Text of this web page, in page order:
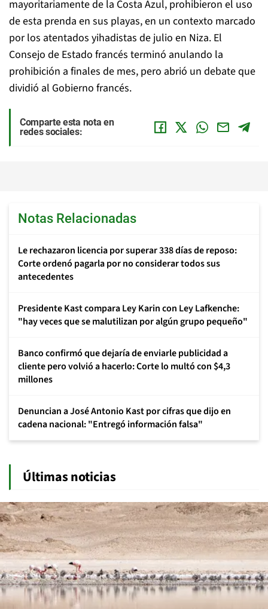
mayoritariamente de la Costa Azul, prohibieron el uso
de esta prenda en sus playas, en un contexto marcado
por los atentados yihadistas de julio en Niza. El
Consejo de Estado francés terminó anulando la
prohibición a finales de mes, pero abrió un debate que
dividió al Gobierno francés.
Comparte esta nota en
redes sociales:
Notas Relacionadas
Le rechazaron licencia por superar 338 días de reposo:
Corte ordenó pagarla por no considerar todos sus
antecedentes
Presidente Kast compara Ley Karin con Ley Lafkenche:
"hay veces que se malutilizan por algún grupo pequeño"
Banco confirmó que dejaría de enviarle publicidad a
cliente pero volvió a hacerlo: Corte lo multó con $4,3
millones
Denuncian a José Antonio Kast por cifras que dijo en
cadena nacional: "Entregó información falsa"
Últimas noticias